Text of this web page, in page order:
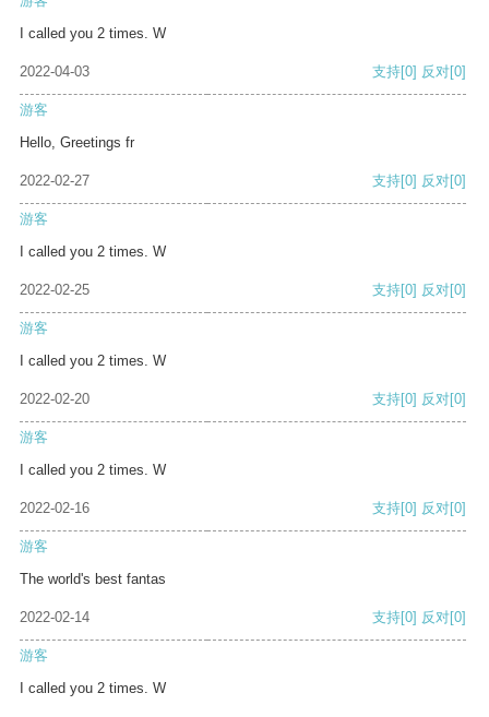
I called you 2 times. W
2022-04-03 支持[0] 反对[0]
游客
Hello, Greetings fr
2022-02-27 支持[0] 反对[0]
游客
I called you 2 times. W
2022-02-25 支持[0] 反对[0]
游客
I called you 2 times. W
2022-02-20 支持[0] 反对[0]
游客
I called you 2 times. W
2022-02-16 支持[0] 反对[0]
游客
The world's best fantas
2022-02-14 支持[0] 反对[0]
游客
I called you 2 times. W